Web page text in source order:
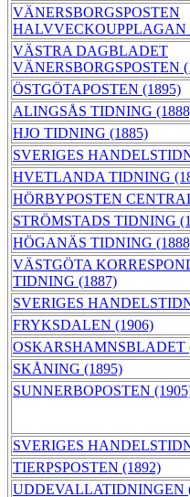
VÄNERSBORGSPOSTEN
HALVVECKOUPPLAGAN
VÄSTRA DAGBLADET
VÄNERSBORGSPOSTEN
ÖSTGÖTAPOSTEN (1895)
ALINGSÅS TIDNING
HJO TIDNING (1885)
SVERIGES
HVETLANDA TIDNING
HÖRBYPOSTEN
STRÖMSTADS TIDNING
HÖGANÄS TIDNING
VÄSTGÖTA
TIDNING (1887)
SVERIGES
FRYKSDALEN (1906)
OSKARSHAMNSBLADET
SKÅNING (1895)
SUNNERBOPOSTEN
SVERIGES
TIERPSPOSTEN (1892)
UDDEVALLATIDNINGEN